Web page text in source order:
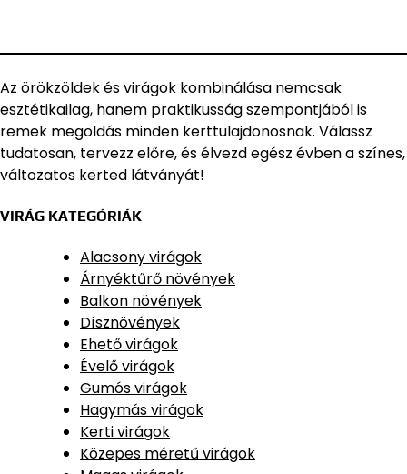
Az örökzöldek és virágok kombinálása nemcsak
esztétikailag, hanem praktikusság szempontjából is
remek megoldás minden kerttulajdonosnak. Válassz
tudatosan, tervezz előre, és élvezd egész évben a színes,
változatos kerted látványát!
VIRÁG KATEGÓRIÁK
Alacsony virágok
Árnyéktűrő növények
Balkon növények
Dísznövények
Ehető virágok
Évelő virágok
Gumós virágok
Hagymás virágok
Kerti virágok
Közepes méretű virágok